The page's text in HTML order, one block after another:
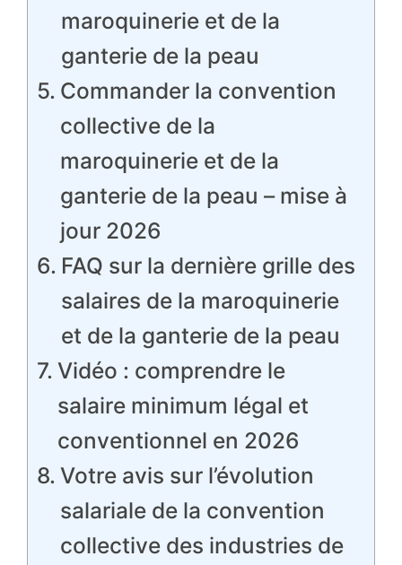
maroquinerie et de la
ganterie de la peau
Commander la convention
collective de la
maroquinerie et de la
ganterie de la peau – mise à
jour 2026
FAQ sur la dernière grille des
salaires de la maroquinerie
et de la ganterie de la peau
Vidéo : comprendre le
salaire minimum légal et
conventionnel en 2026
Votre avis sur l’évolution
salariale de la convention
collective des industries de